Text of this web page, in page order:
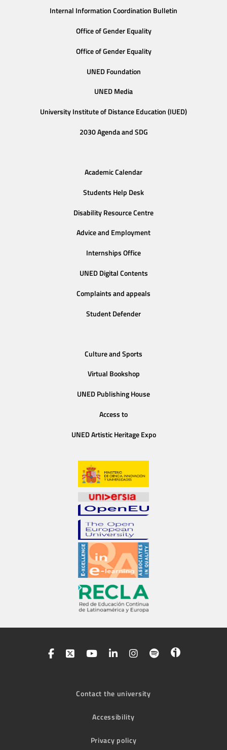
Internal Information Coordination Bulletin
Office of Gender Equality
Office of Gender Equality
UNED Foundation
UNED Media
University Institute of Distance Education (IUED)
2030 Agenda and SDG
Academic Calendar
Students Help Desk
Disability Resource Centre
Advice and Employment
Internships Office
UNED Digital Contents
Complaints and appeals
Student Defender
Culture and Sports
Virtual Bookshop
UNED Publishing House
Access to
UNED Artistic Heritage Expo
Contact the university
Accessibility
Privacy policy